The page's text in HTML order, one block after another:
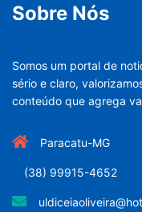
Sobre Nós
Somos um portal de
sério e claro,
conteúdo que agrega
Paracatu-MG
(38) 99915-4652